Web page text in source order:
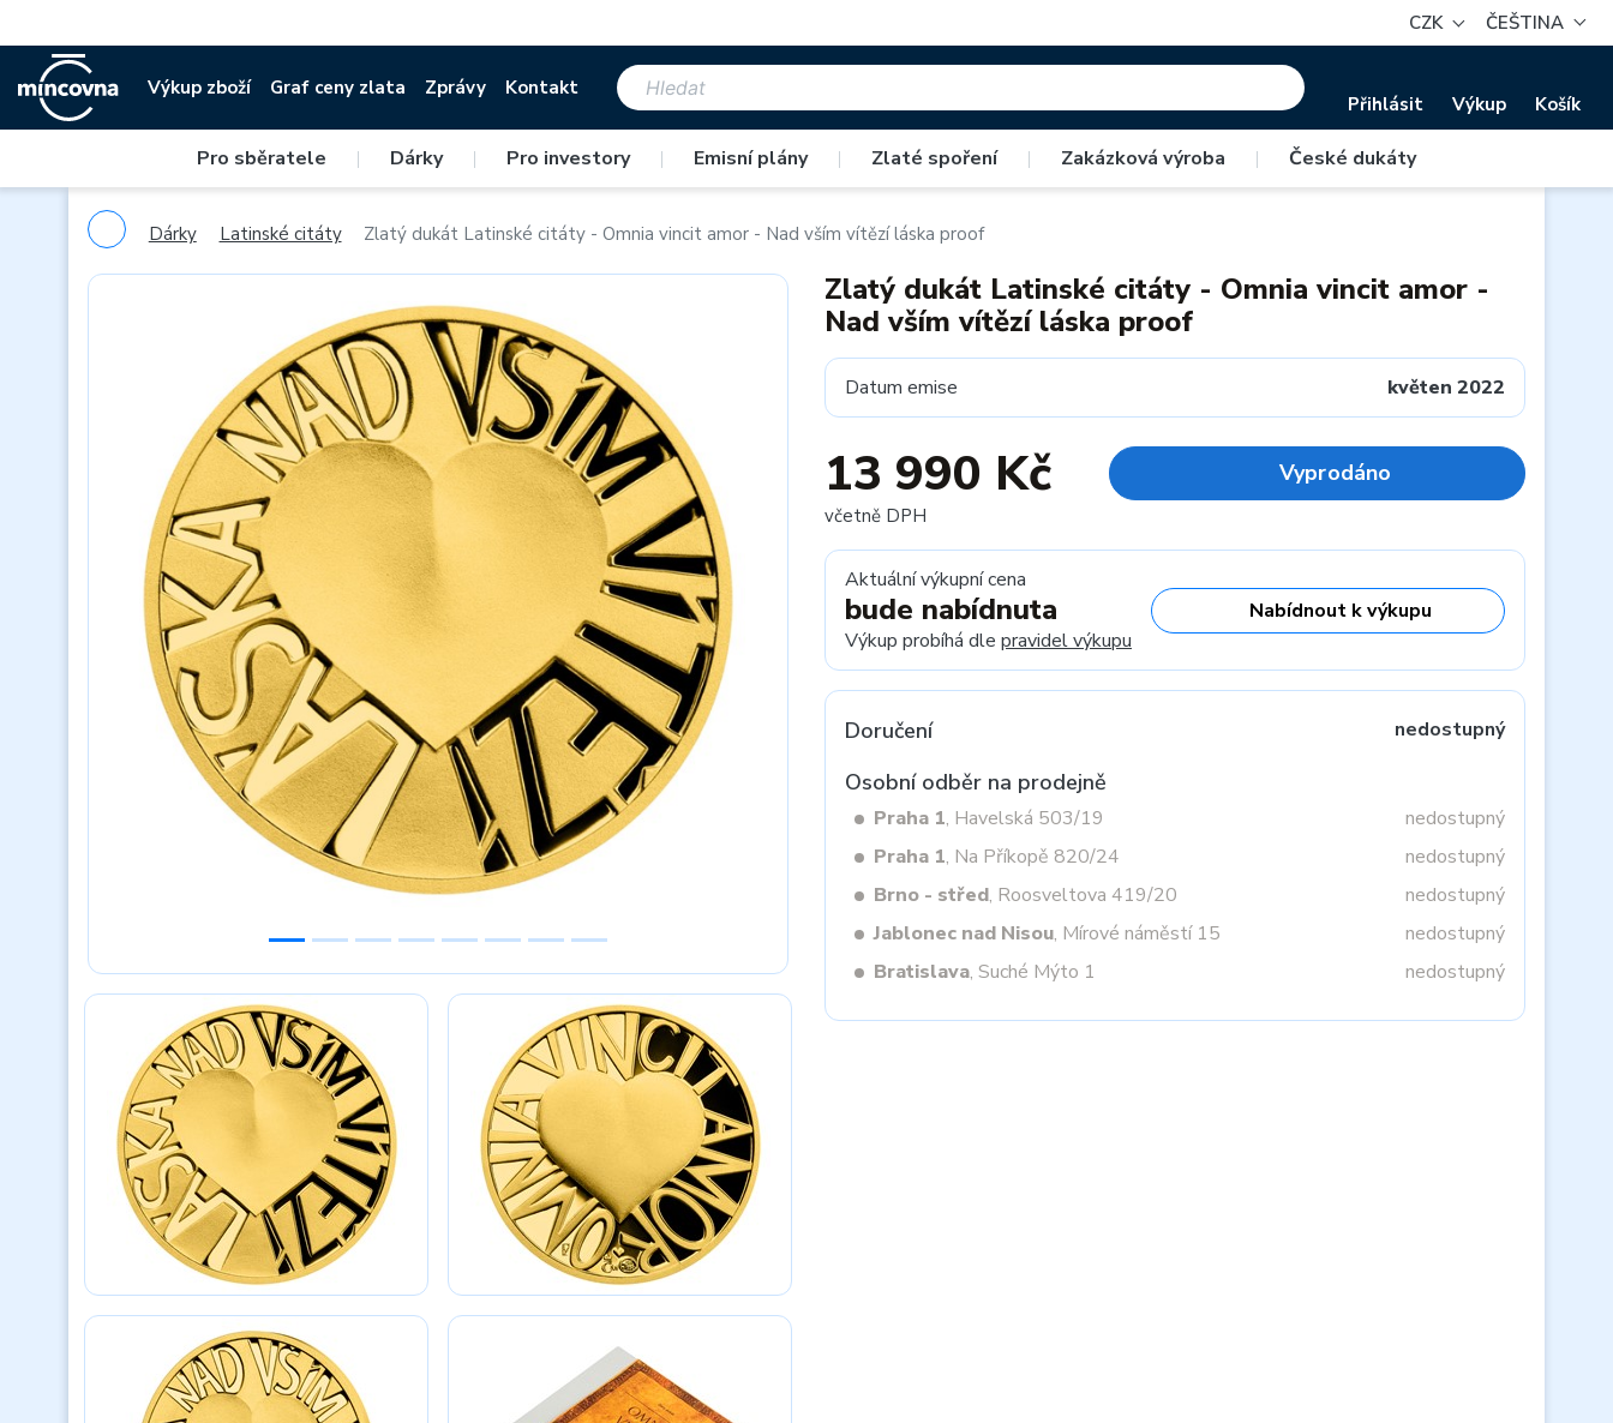
CZK ČEŠTINA
Výkup zboží Graf ceny zlata Zprávy Kontakt
Přihlásit Výkup Košík
Pro sběratele | Dárky | Pro investory | Emisní plány | Zlaté spoření | Zakázková výroba | České dukáty
Dárky Latinské citáty Zlatý dukát Latinské citáty - Omnia vincit amor - Nad vším vítězí láska proof
Previous
Zlatý dukát Latinské citáty - Omnia vincit amor -
Nad vším vítězí láska proof
Datum emise květen 2022
13 990 Kč
včetně DPH
Vyprodáno
Aktuální výkupní cena
bude nabídnuta
Výkup probíhá dle pravidel výkupu
Nabídnout k výkupu
Doručení nedostupný
Osobní odběr na prodejně
Praha 1, Havelská 503/19
nedostupný
Praha 1, Na Příkopě 820/24
nedostupný
Brno - střed, Roosveltova 419/20
nedostupný
Jablonec nad Nisou, Mírové náměstí 15
nedostupný
Bratislava, Suché Mýto 1 nedostupný